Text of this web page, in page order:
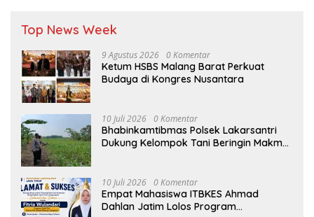
Top News Week
9 Agustus 2026 0 Komentar
Ketum HSBS Malang Barat Perkuat
Budaya di Kongres Nusantara
10 Juli 2026 0 Komentar
Bhabinkamtibmas Polsek Lakarsantri
Dukung Kelompok Tani Beringin Makmur
10 Juli 2026 0 Komentar
Empat Mahasiswa ITBKES Ahmad
Dahlan Jatim Lolos Program